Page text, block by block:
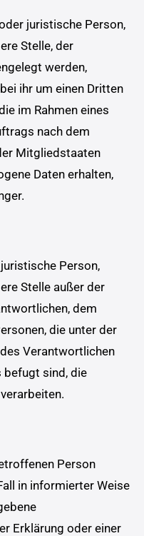
juristische Person,
Stelle, der
werden,
ihr um einen Dritten
im Rahmen eines
nach dem
Mitgliedstaaten
Daten erhalten,
Person,
Stelle außer der
dem
die unter der
Verantwortlichen
sind, die
Person
in informierter Weise
Erklärung oder einer